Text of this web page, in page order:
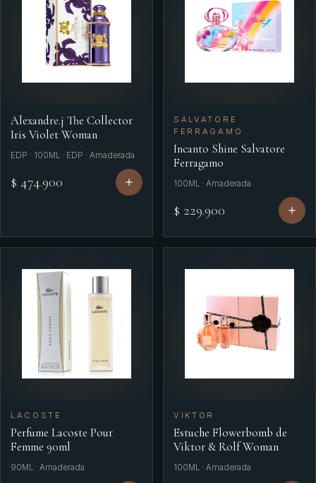
Alexandre.j The Collector
Iris Violet Woman
EDP · 100ML · EDP · Amaderada
$ 474.900
SALVATORE
FERRAGAMO
Incanto Shine Salvatore
Ferragamo
100ML · Amaderada
$ 229.900
LACOSTE
Perfume Lacoste Pour
Femme 90ml
90ML · Amaderada
VIKTOR
Estuche Flowerbomb de
Viktor & Rolf Woman
100ML · Amaderada